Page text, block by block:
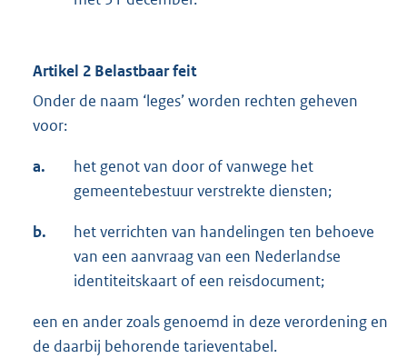
Artikel 2 Belastbaar feit
Onder de naam ‘leges’ worden rechten geheven
voor:
a.
het genot van door of vanwege het
gemeentebestuur verstrekte diensten;
b.
het verrichten van handelingen ten behoeve
van een aanvraag van een Nederlandse
identiteitskaart of een reisdocument;
een en ander zoals genoemd in deze verordening en
de daarbij behorende tarieventabel.